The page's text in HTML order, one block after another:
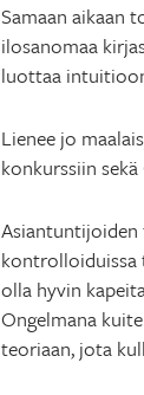
Samaan aikaan
ilosanomaa
luottaa
Lienee jo
konkurssiin
Asiantuntijoiden
kontrolloiduissa
olla hyvin
Ongelmana
teoriaan, jota